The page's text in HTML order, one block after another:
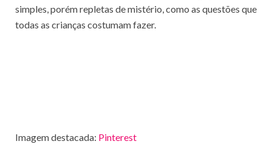
simples, porém repletas de mistério, como as questões que
todas as crianças costumam fazer.
Imagem destacada: Pinterest